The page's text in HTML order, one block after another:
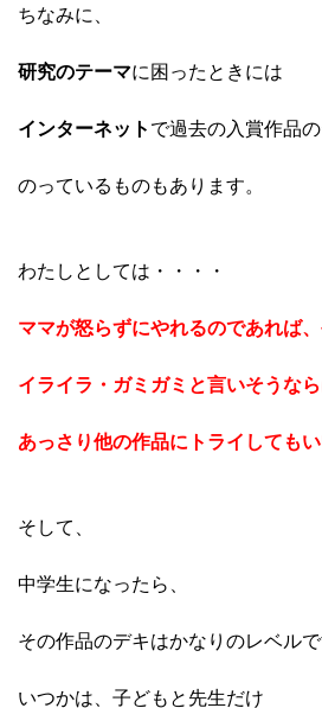
ちなみに、
研究のテーマに困ったときには
インターネット で過去の入賞作品
のっているものもあります。
わたしとしては・・・・
ママが怒らずにやれるのであれば
イライラ・ガミガミと言いそうなら
あっさり他の作品にトライしても
そして、
中学生になったら、
その作品のデキはかなりのレベル
いつかは、子どもと先生だけ